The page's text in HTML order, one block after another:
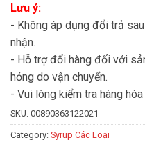
Lưu ý:
- Không áp dụng đổi trả
nhận.
- Hỗ trợ đổi hàng đối với
hỏng do vận chuyển.
- Vui lòng kiểm tra hàng
SKU: 00890363122021
Category: Syrup Các Loại